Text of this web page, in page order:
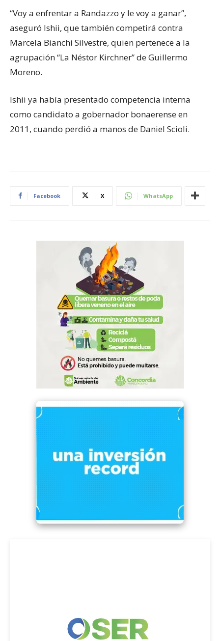
“Voy a enfrentar a Randazzo y le voy a ganar”,
aseguró Ishii, que también competirá contra
Marcela Bianchi Silvestre, quien pertenece a la
agrupación “La Néstor Kirchner” de Guillermo
Moreno.
Ishii ya había presentado competencia interna
como candidato a gobernador bonaerense en
2011, cuando perdió a manos de Daniel Scioli.
Facebook X WhatsApp